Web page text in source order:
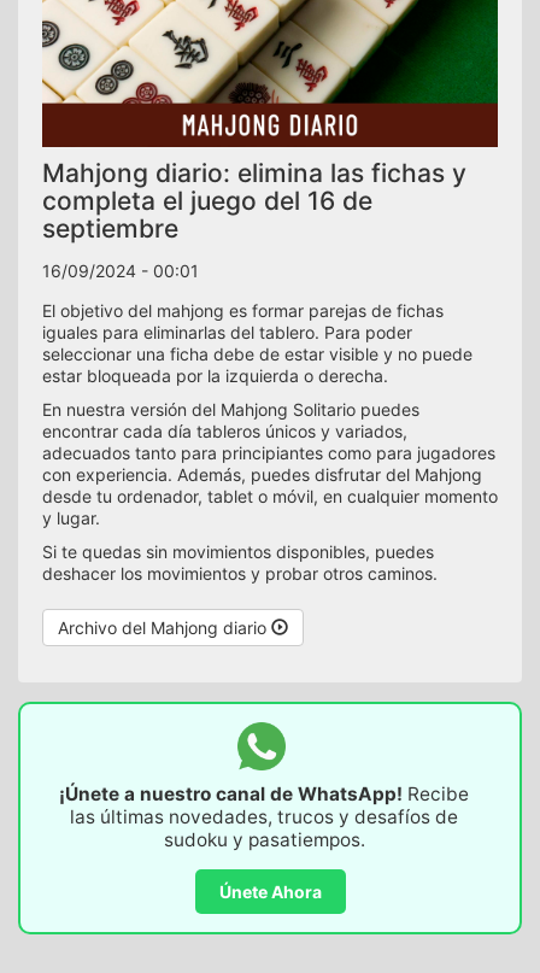
Mahjong diario: elimina las fichas y
completa el juego del 16 de
septiembre
16/09/2024 - 00:01
El objetivo del mahjong es formar parejas de fichas
iguales para eliminarlas del tablero. Para poder
seleccionar una ficha debe de estar visible y no puede
estar bloqueada por la izquierda o derecha.
En nuestra versión del Mahjong Solitario puedes
encontrar cada día tableros únicos y variados,
adecuados tanto para principiantes como para jugadores
con experiencia. Además, puedes disfrutar del Mahjong
desde tu ordenador, tablet o móvil, en cualquier momento
y lugar.
Si te quedas sin movimientos disponibles, puedes
deshacer los movimientos y probar otros caminos.
Archivo del Mahjong diario
¡Únete a nuestro canal de WhatsApp! Recibe
las últimas novedades, trucos y desafíos de
sudoku y pasatiempos.
Únete Ahora